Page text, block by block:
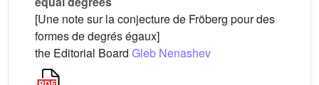
[Une note sur la conjecture de Fröberg pour des
formes de degrés égaux]
the Editorial Board Gleb Nenashev